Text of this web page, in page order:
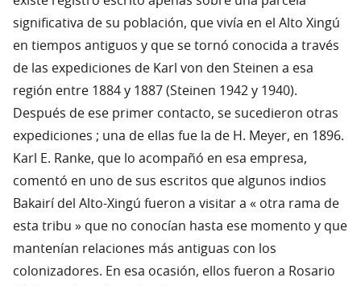
significativa de su población, que vivía en el Alto Xingú
en tiempos antiguos y que se tornó conocida a través
de las expediciones de Karl von den Steinen a esa
región entre 1884 y 1887 (Steinen 1942 y 1940).
Después de ese primer contacto, se sucedieron otras
expediciones ; una de ellas fue la de H. Meyer, en 1896.
Karl E. Ranke, que lo acompañó en esa empresa,
comentó en uno de sus escritos que algunos indios
Bakairí del Alto-Xingú fueron a visitar a « otra rama de
esta tribu » que no conocían hasta ese momento y que
mantenían relaciones más antiguas con los
colonizadores. En esa ocasión, ellos fueron a Rosario